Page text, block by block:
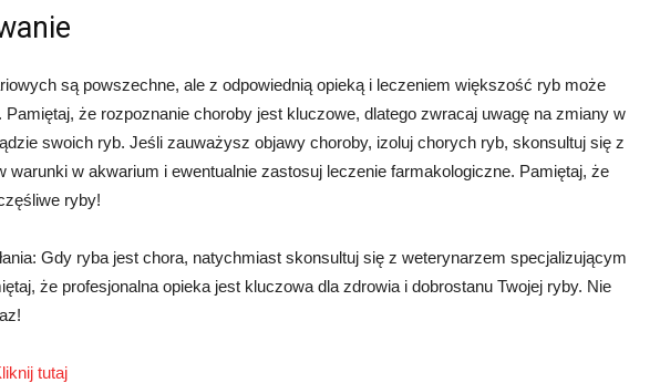
są powszechne, ale z odpowiednią opieką i leczeniem większość ryb może
Pamiętaj, że rozpoznanie choroby jest kluczowe, dlatego zwracaj uwagę na zmiany w
swoich ryb. Jeśli zauważysz objawy choroby, izoluj chorych ryb, skonsultuj się z
warunki w akwarium i ewentualnie zastosuj leczenie farmakologiczne. Pamiętaj, że
ryby!
Gdy ryba jest chora, natychmiast skonsultuj się z weterynarzem specjalizującym
że profesjonalna opieka jest kluczowa dla zdrowia i dobrostanu Twojej ryby. Nie
tutaj